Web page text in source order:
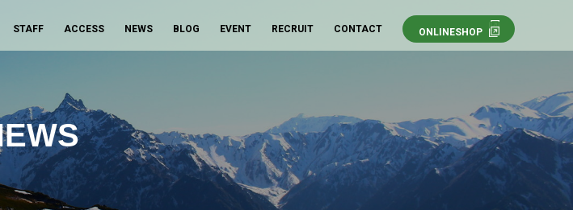
STAFF ACCESS NEWS BLOG EVENT RECRUIT CONTACT ONLINESHOP